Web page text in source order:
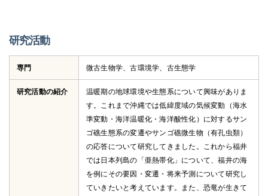
研究活動
専門 微古生物学、古環境学、古生態学
研究活動の紹介
温暖期の地球環境や生態系について興味がありま
す。これまで沖縄では低緯度域の気候変動（海水
準変動・海洋温暖化・海洋酸性化）に対するサン
ゴ礁生態系の変遷やサンゴ礁微生物（有孔虫類）
の応答について研究してきました。これから福井
では日本列島の「亜熱帯化」について、福井の海
を例にその要因・変遷・将来予測について研究し
ていきたいと考えています。また、恐竜が生きて